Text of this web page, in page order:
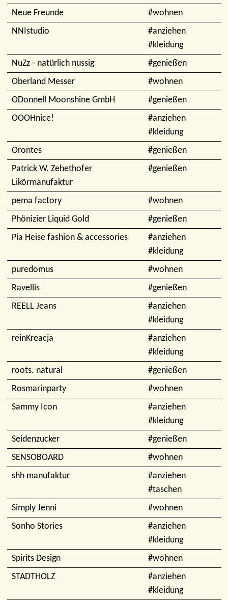
Neue Freunde
#wohnen
NNIstudio
#anziehen
#kleidung
NuZz - natürlich nussig
#genießen
Oberland Messer
#wohnen
ODonnell Moonshine GmbH
#genießen
OOOHnice!
#anziehen
#kleidung
Orontes
#genießen
Patrick W. Zehethofer
Likörmanufaktur
#genießen
pema factory
#wohnen
Phönizier Liquid Gold
#genießen
Pia Heise fashion & accessories
#anziehen
#kleidung
puredomus
#wohnen
Ravellis
#genießen
REELL Jeans
#anziehen
#kleidung
reinKreacja
#anziehen
#kleidung
roots. natural
#genießen
Rosmarinparty
#wohnen
Sammy Icon
#anziehen
#kleidung
Seidenzucker
#genießen
SENSOBOARD
#wohnen
shh manufaktur
#anziehen
#taschen
Simply Jenni
#wohnen
Sonho Stories
#anziehen
#kleidung
Spirits Design
#wohnen
STADTHOLZ
#anziehen
#kleidung